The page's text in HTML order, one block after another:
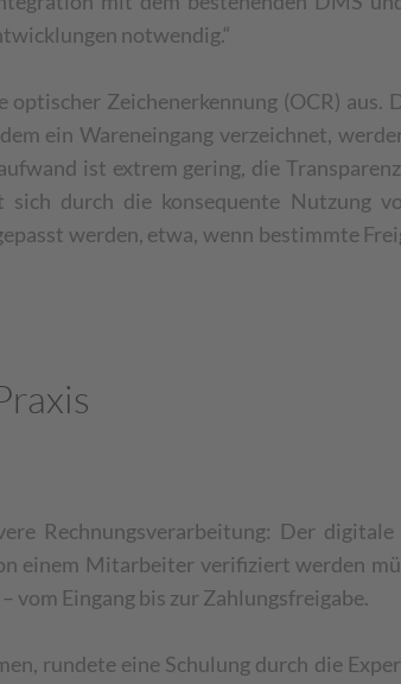
notwendig.“
Zeichenerkennung (OCR) aus.
ein Wareneingang verzeichnet,
ist extrem gering, die
durch die konsequente Nutzung
werden, etwa, wenn bestimmte
Rechnungsverarbeitung: Der digitale
einem Mitarbeiter verifiziert werden
Eingang bis zur Zahlungsfreigabe.
rundete eine Schulung durch die